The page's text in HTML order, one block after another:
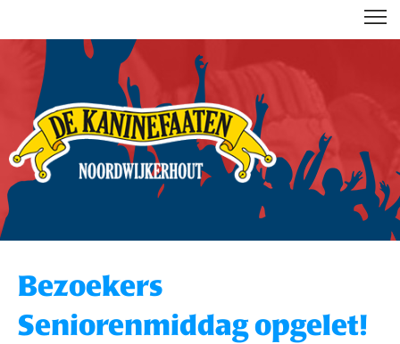
Bezoekers
Seniorenmiddag opgelet!